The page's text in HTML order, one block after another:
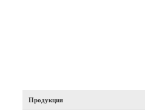
Продукция